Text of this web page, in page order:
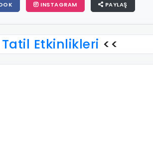
INSTAGRAM PAYLAŞ
Tatil Etkinlikleri <<